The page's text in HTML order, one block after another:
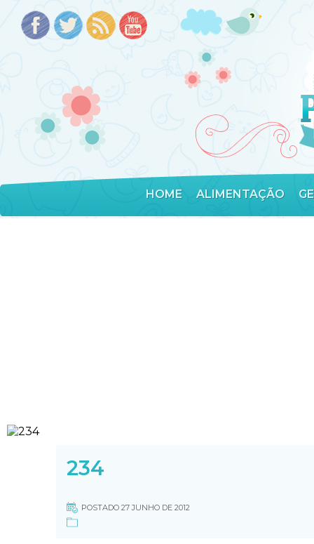
HOME ALIMENTAÇÃO
234
POSTADO 27 JUNHO DE 2012